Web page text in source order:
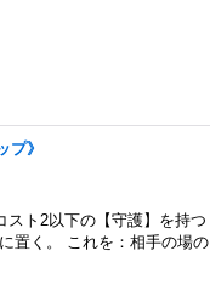
》
ト2以下の【守護】を持つ
置く。 これを：相手の場の